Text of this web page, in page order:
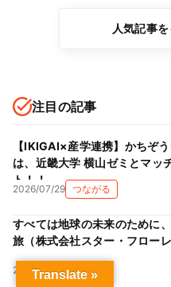
人気記事
注目の記事
【IKIGAI×産学連携】かちぞ
は、近畿大学 横山ゼミとマッ
ト！！
2026/07/29 つながる
すべては地球の未来のために
旅（株式会社スター・フローレ
2026/07/09 知る
Translate »